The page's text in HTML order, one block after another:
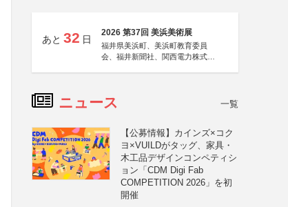
あと 32 日
2026 第37回 美浜美術展
福井県美浜町、美浜町教育委員
会、福井新聞社、関西電力株式会
ニュース 一覧
【公募情報】カインズ×コク
ヨ×VUILDがタッグ、家具・
木工品デザインコンペティシ
ョン「CDM Digi Fab
COMPETITION 2026」を初
開催